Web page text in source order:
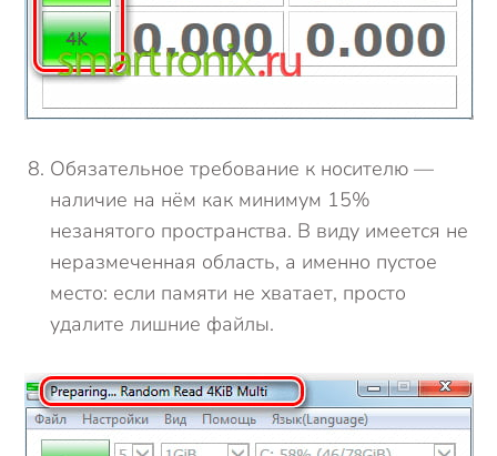
Обязательное требование к носителю —
наличие на нём как минимум 15%
незанятого пространства. В виду имеется не
неразмеченная область, а именно пустое
место: если памяти не хватает, просто
удалите лишние файлы.